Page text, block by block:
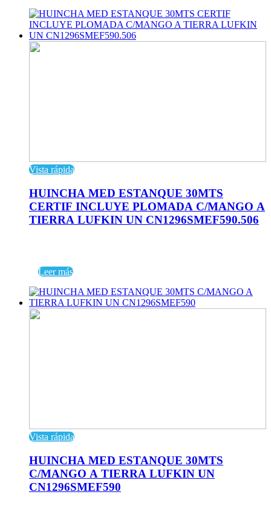
Vista rápida
HUINCHA MED ESTANQUE 30MTS
CERTIF INCLUYE PLOMADA C/MANGO A
TIERRA LUFKIN UN CN1296SMEF590.506
Leer más
Vista rápida
HUINCHA MED ESTANQUE 30MTS
C/MANGO A TIERRA LUFKIN UN
CN1296SMEF590